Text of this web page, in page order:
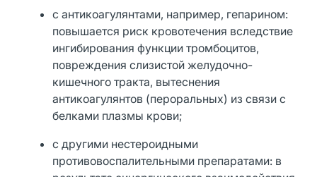
с антикоагулянтами, например, гепарином:
повышается риск кровотечения вследствие
ингибирования функции тромбоцитов,
повреждения слизистой желудочно-
кишечного тракта, вытеснения
антикоагулянтов (пероральных) из связи с
белками плазмы крови;
с другими нестероидными
противовоспалительными препаратами: в